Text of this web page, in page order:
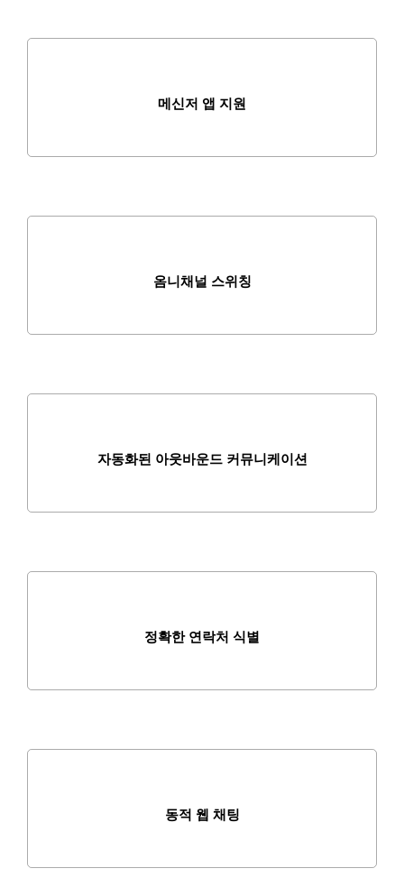
메신저 앱 지원
옴니채널 스위칭
자동화된 아웃바운드 커뮤니케이션
정확한 연락처 식별
동적 웹 채팅